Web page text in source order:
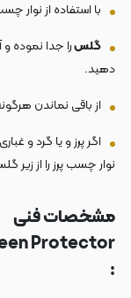
با استفاده از نوار
گلسرا جدا نموده
دهید.
از باقی نماندن
اگر پرز و یا گرد و
نوار چسب پرز را از زیر
مشخصات فنی
Protector
: